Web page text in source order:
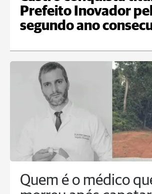
Prefeito Inovador
segundo ano
Quem é o médico